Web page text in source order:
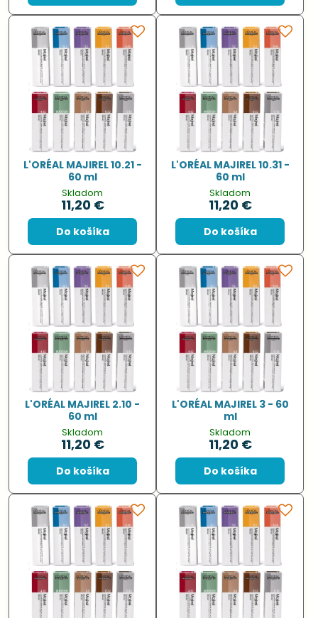
L'ORÉAL MAJIREL 10.21 -
60 ml
Skladom
11,20 €
Do košíka
L'ORÉAL MAJIREL 10.31 -
60 ml
Skladom
11,20 €
Do košíka
L'ORÉAL MAJIREL 2.10 -
60 ml
Skladom
11,20 €
Do košíka
L'ORÉAL MAJIREL 3 - 60
ml
Skladom
11,20 €
Do košíka